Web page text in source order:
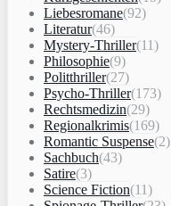
Liebesromane(92)
Literatur(46)
Mystery-Thriller(11)
Philosophie(9)
Politthriller(27)
Psycho-Thriller(173)
Rechtsmedizin(29)
Regionalkrimis(169)
Romantic Suspense(2)
Sachbuch(43)
Satire(3)
Science Fiction(11)